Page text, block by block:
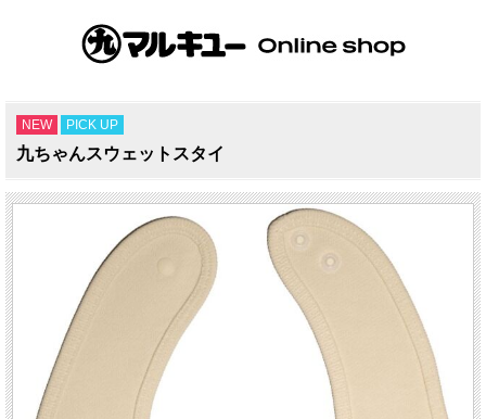
NEW PICK UP
九ちゃんスウェットスタイ